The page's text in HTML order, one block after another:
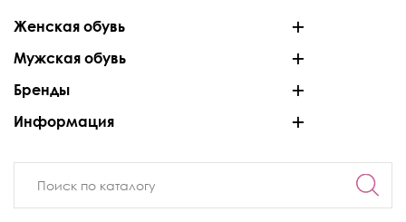
Женская обувь
Мужская обувь
Бренды
Информация